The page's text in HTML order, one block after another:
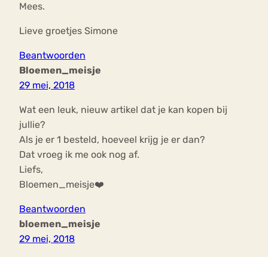
Mees.
Lieve groetjes Simone
Beantwoorden
Bloemen_meisje
29 mei, 2018
Wat een leuk, nieuw artikel dat je kan kopen bij
jullie?
Als je er 1 besteld, hoeveel krijg je er dan?
Dat vroeg ik me ook nog af.
Liefs,
Bloemen_meisje❤️
Beantwoorden
bloemen_meisje
29 mei, 2018